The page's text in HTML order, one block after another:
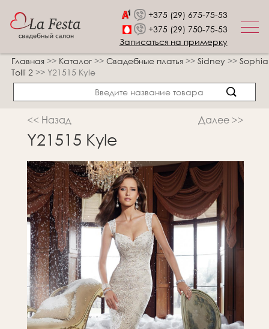
+375 (29) 675-75-53
+375 (29) 750-75-53
Записаться на примерку
Главная >> Каталог >> Свадебные платья >> Sidney >> Sophia
Tolli 2 >> Y21515 Kyle
<< Назад Далее >>
Y21515 Kyle